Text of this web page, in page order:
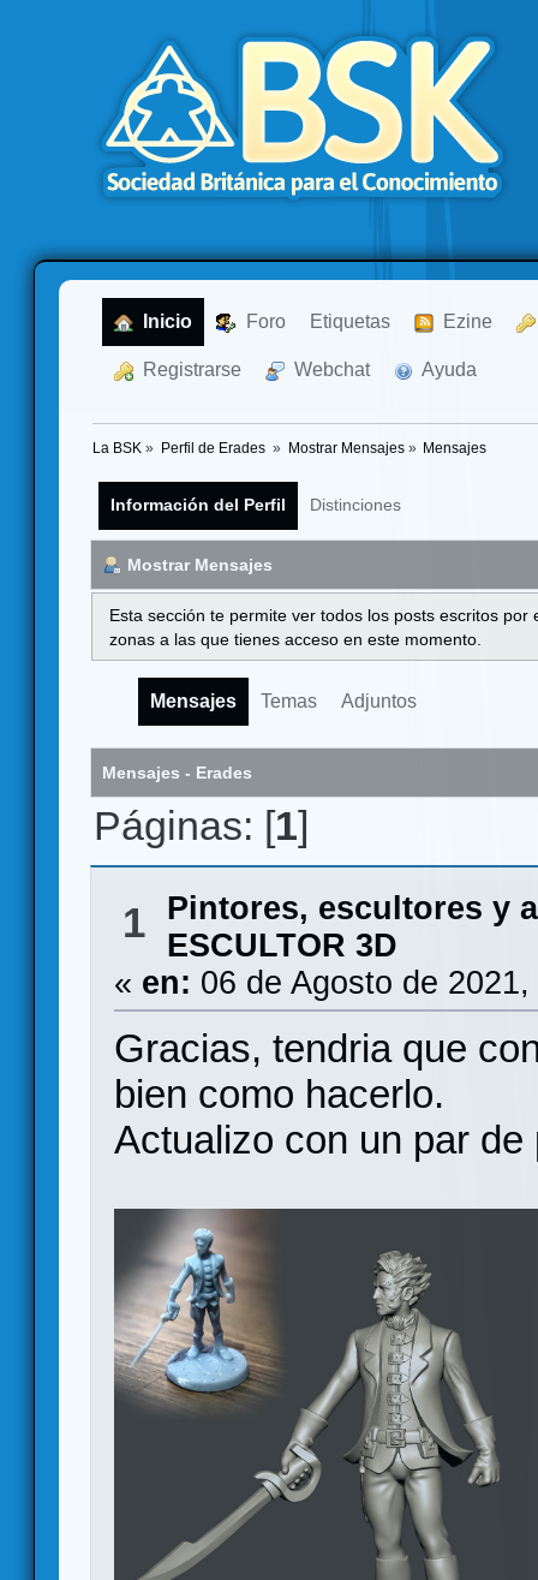
Inicio Foro Etiquetas Ezine
Registrarse Webchat Ayuda
La BSK » Perfil de Erades » Mostrar Mensajes» Mensajes
Información del Perfil Distinciones
Mostrar Mensajes
Esta sección te permite ver todos los posts escritos
zonas a las que tienes acceso en este momento.
Mensajes Temas Adjuntos
Mensajes - Erades
Páginas: [1]
1
Pintores, escultores y
ESCULTOR 3D
« en: 06 de Agosto de
Gracias, tendria que
bien como hacerlo.
Actualizo con un par